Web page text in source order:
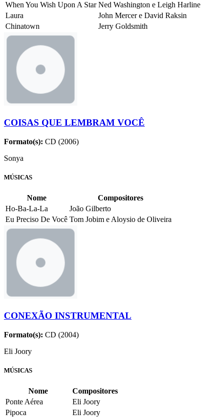
When You Wish Upon A Star Ned Washington e Leigh Harline
Laura
John Mercer e David Raksin
Chinatown
Jerry Goldsmith
COISAS QUE LEMBRAM VOCÊ
Formato(s): CD (2006)
Sonya
MÚSICAS
Nome
Compositores
Ho-Ba-La-La
João Gilberto
Eu Preciso De Você Tom Jobim e Aloysio de Oliveira
CONEXÃO INSTRUMENTAL
Formato(s): CD (2004)
Eli Joory
MÚSICAS
Nome
Compositores
Ponte Aérea
Eli Joory
Pipoca
Eli Joory